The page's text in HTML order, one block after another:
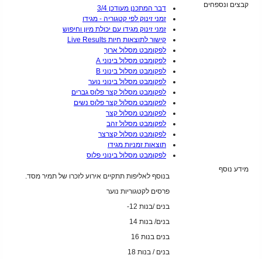
קבצים ונספחים
דבר המתכנן מעודכן 3/4
זמני זינוק לפי קטגוריה - מגידו
זמני זינוק מגידו עם יכולת מיון וחיפוש
קישור לתוצאות חיות Live Results
לפקומבט מסלול ארוך
לפקומבט מסלול בינוני A
לפקומבט מסלול בינוני B
לפקומבט מסלול בינוני נוער
לפקומבט מסלול קצר פלוס גברים
לפקומבט מסלול קצר פלוס נשים
לפקומבט מסלול קצר
לפקומבט מסלול זהב
לפקומבט מסלול קצרצר
תוצאות זמניות מגידו
לפקומבט מסלול בינוני פלוס
מידע נוסף
בנוסף לאליפות תתקיים אירוע לזכרו של תמיר מסד.
פרסים לקטגוריות נוער
בנים /בנות 12-
בנים/ בנות 14
בנים בנות 16
בנים / בנות 18